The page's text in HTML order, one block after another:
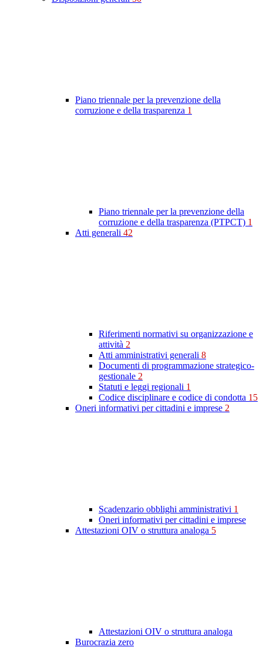
Piano triennale per la prevenzione della
corruzione e della trasparenza 1
Piano triennale per la prevenzione della
corruzione e della trasparenza (PTPCT) 1
Atti generali 42
Riferimenti normativi su organizzazione e
attività 2
Atti amministrativi generali 8
Documenti di programmazione strategico-
gestionale 2
Statuti e leggi regionali 1
Codice disciplinare e codice di condotta 15
Oneri informativi per cittadini e imprese 2
Scadenzario obblighi amministrativi 1
Oneri informativi per cittadini e imprese
Attestazioni OIV o struttura analoga 5
Attestazioni OIV o struttura analoga
Burocrazia zero